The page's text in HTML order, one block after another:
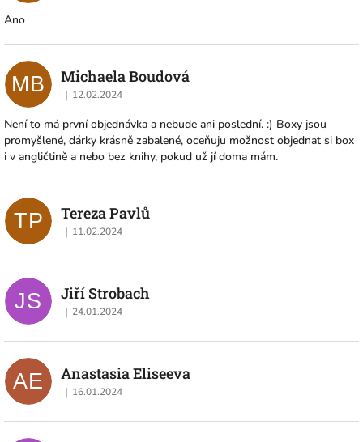
Ano
MB Michaela Boudová
Hodnocení obchodu je 5 z 5 hvězdiček.
| 12.02.2024
Není to má první objednávka a nebude ani poslední. :) Boxy jsou
promyšlené, dárky krásně zabalené, oceňuju možnost objednat si box
i v angličtině a nebo bez knihy, pokud už jí doma mám.
TP Tereza Pavlů
Hodnocení obchodu je 5 z 5 hvězdiček.
| 11.02.2024
JS Jiří Strobach
Hodnocení obchodu je 5 z 5 hvězdiček.
| 24.01.2024
AE Anastasia Eliseeva
Hodnocení obchodu je 5 z 5 hvězdiček.
| 16.01.2024